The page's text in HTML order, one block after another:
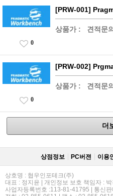
[PRW-001]
상품가 : 견적문의
0
[PRW-002]
상품가 : 견적문의
0
더
상점정보 PC버젼 이용
상호명 : 협우인포테크(주)
대표 : 정지윤 | 개인정보 보호 책임자 : 박
사업자등록번호 :113-81-41795 | 통신